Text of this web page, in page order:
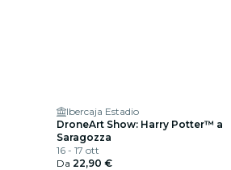
Ibercaja Estadio
DroneArt Show: Harry Potter™ a
Saragozza
16 - 17 ott
Da 22,90 €